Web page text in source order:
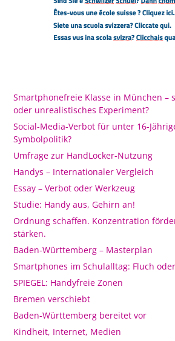
Smartphonefreie Klasse in München –
oder unrealistisches Experiment?
Social-Media-Verbot für unter 16-
Symbolpolitik?
Umfrage zur HandLocker-Nutzung
Handys – Internationaler Vergleich
Essay – Verbot oder Werkzeug
Studie: Handy aus, Gehirn an!
Ordnung schaffen. Konzentration
stärken.
Baden-Württemberg – Masterplan
Smartphones im Schulalltag: Fluch
SPIEGEL: Handyfreie Zonen
Bremen verschiebt
Baden-Württemberg bereitet vor
Kindheit, Internet, Medien